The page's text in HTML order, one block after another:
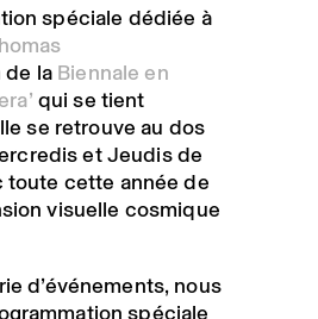
spéciale dédiée à
de laBiennale en
qui se tient
se retrouve au dos
et Jeudis de
toute cette année de
visuelle cosmique
d’événements, nous
spéciale